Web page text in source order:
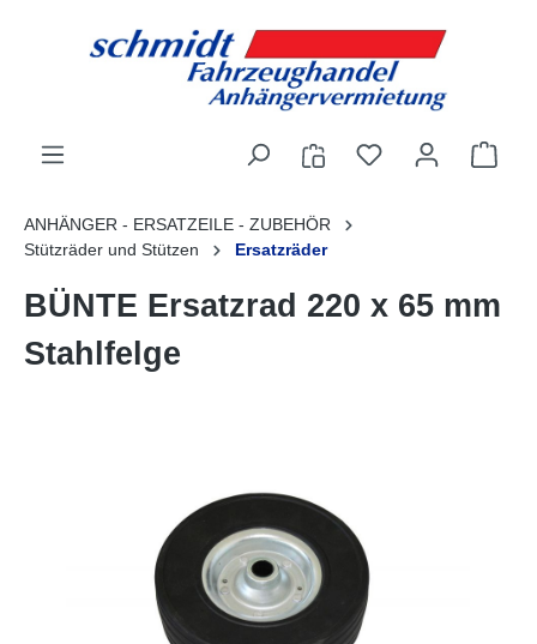
ANHÄNGER - ERSATZEILE - ZUBEHÖR
Stützräder und Stützen
Ersatzräder
BÜNTE Ersatzrad 220 x 65 mm
Stahlfelge